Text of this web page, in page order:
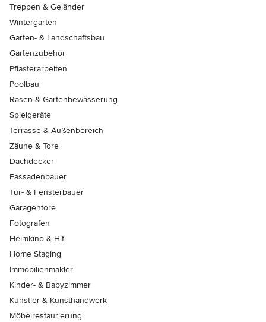
Treppen & Geländer
Wintergärten
Garten- & Landschaftsbau
Gartenzubehör
Pflasterarbeiten
Poolbau
Rasen & Gartenbewässerung
Spielgeräte
Terrasse & Außenbereich
Zäune & Tore
Dachdecker
Fassadenbauer
Tür- & Fensterbauer
Garagentore
Fotografen
Heimkino & Hifi
Home Staging
Immobilienmakler
Kinder- & Babyzimmer
Künstler & Kunsthandwerk
Möbelrestaurierung